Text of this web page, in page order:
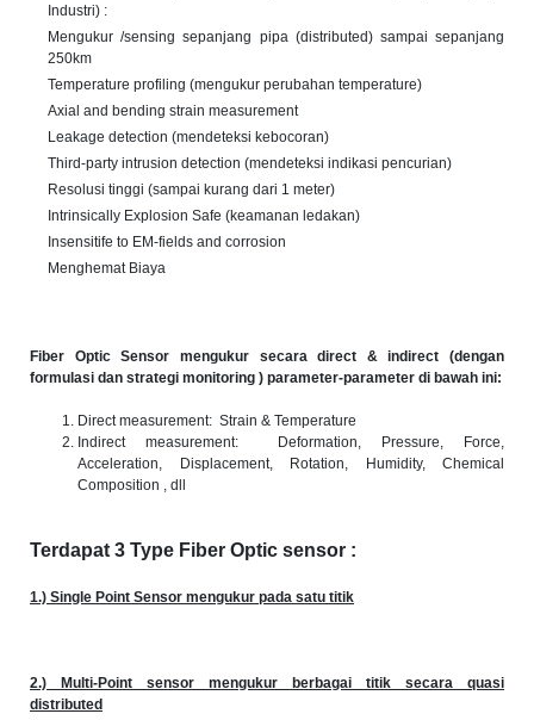
Industri) :
Mengukur /sensing sepanjang pipa (distributed) sampai sepanjang
250km
Temperature profiling (mengukur perubahan temperature)
Axial and bending strain measurement
Leakage detection (mendeteksi kebocoran)
Third-party intrusion detection (mendeteksi indikasi pencurian)
Resolusi tinggi (sampai kurang dari 1 meter)
Intrinsically Explosion Safe (keamanan ledakan)
Insensitife to EM-fields and corrosion
Menghemat Biaya
Fiber Optic Sensor mengukur secara direct & indirect (dengan
formulasi dan strategi monitoring ) parameter-parameter di bawah ini:
Direct measurement: Strain & Temperature
Indirect measurement: Deformation, Pressure, Force,
Acceleration, Displacement, Rotation, Humidity, Chemical
Composition , dll
Terdapat 3 Type Fiber Optic sensor :
1.) Single Point Sensor mengukur pada satu titik
2.) Multi-Point sensor mengukur berbagai titik secara quasi
distributed